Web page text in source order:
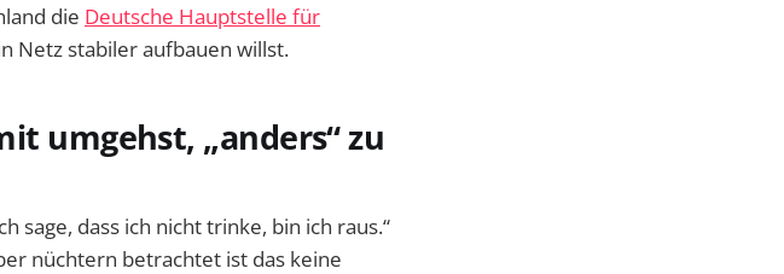
die Deutsche Hauptstelle für
Netz stabiler aufbauen willst.
umgehst, „anders“ zu
sage, dass ich nicht trinke, bin ich raus.“
nüchtern betrachtet ist das keine